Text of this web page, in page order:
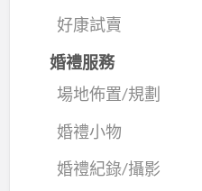
好康試賣
婚禮服務
場地佈置/規劃
婚禮小物
婚禮紀錄/攝影